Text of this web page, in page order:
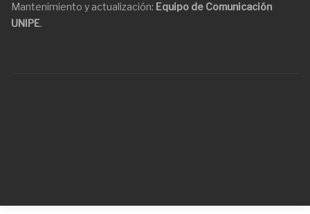
Mantenimiento y actualización: Equipo de Comunicación
UNIPE.